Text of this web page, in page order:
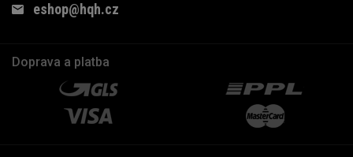
eshop@hqh.cz
Doprava a platba